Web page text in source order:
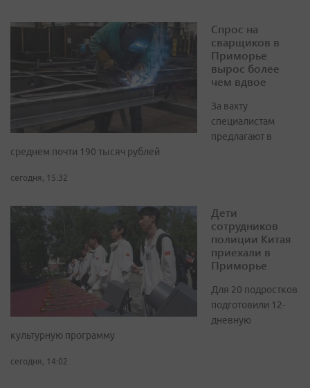
Спрос на
сварщиков в
Приморье
вырос более
чем вдвое
За вахту
специалистам
предлагают в
среднем почти 190 тысяч рублей
сегодня, 15:32
Дети
сотрудников
полиции Китая
приехали в
Приморье
Для 20 подростков
подготовили 12-
дневную
культурную программу
сегодня, 14:02